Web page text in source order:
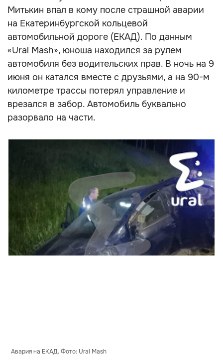
Митькин впал в кому после страшной аварии
на Екатеринбургской кольцевой
автомобильной дороге (ЕКАД). По данным
«Ural Mash», юноша находился за рулем
автомобиля без водительских прав. В ночь на 9
июня он катался вместе с друзьями, а на 90-м
километре трассы потерял управление и
врезался в забор. Автомобиль буквально
разорвало на части.
Авария на ЕКАД. Фото: Ural Mash